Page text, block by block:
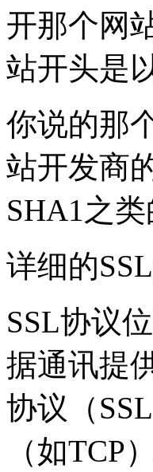
开那个网
站开头是
你说的那
站开发商
SHA1之类
详细的
SSL协议
据通讯提
协议（
（如TCP